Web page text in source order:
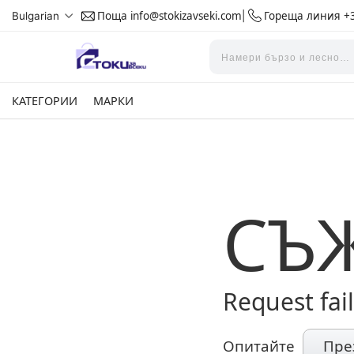
Bulgarian Поща info@stokizavseki.com Гореща линия
КАТЕГОРИИ МАРКИ
Request
Опитайте